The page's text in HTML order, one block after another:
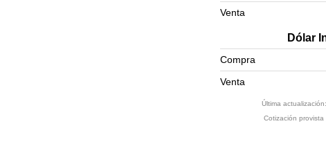
Venta
Dólar
Compra
Venta
Última
Cotización provista